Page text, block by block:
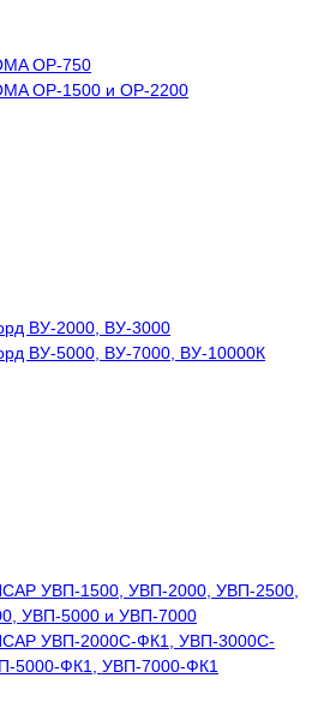
OP-750
OP-1500 и OP-2200
ВУ-2000, ВУ-3000
ВУ-5000, ВУ-7000, ВУ-10000К
УВП-1500, УВП-2000, УВП-2500,
УВП-5000 и УВП-7000
УВП-2000С-ФК1, УВП-3000С-
5000-ФК1, УВП-7000-ФК1